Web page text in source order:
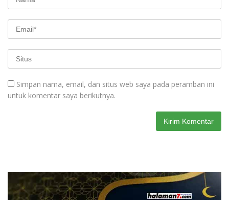
Simpan nama, email, dan situs web saya pada peramban ini
untuk komentar saya berikutnya.